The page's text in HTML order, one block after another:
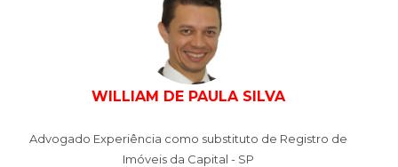
WILLIAM DE PAULA SILVA
Advogado Experiência como substituto de Registro de
Imóveis da Capital - SP